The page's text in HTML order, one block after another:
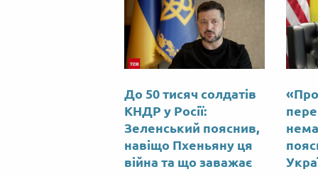
До 50 тисяч солдатів
КНДР у Росії:
Зеленський пояснив,
навіщо Пхеньяну ця
війна та що заважає